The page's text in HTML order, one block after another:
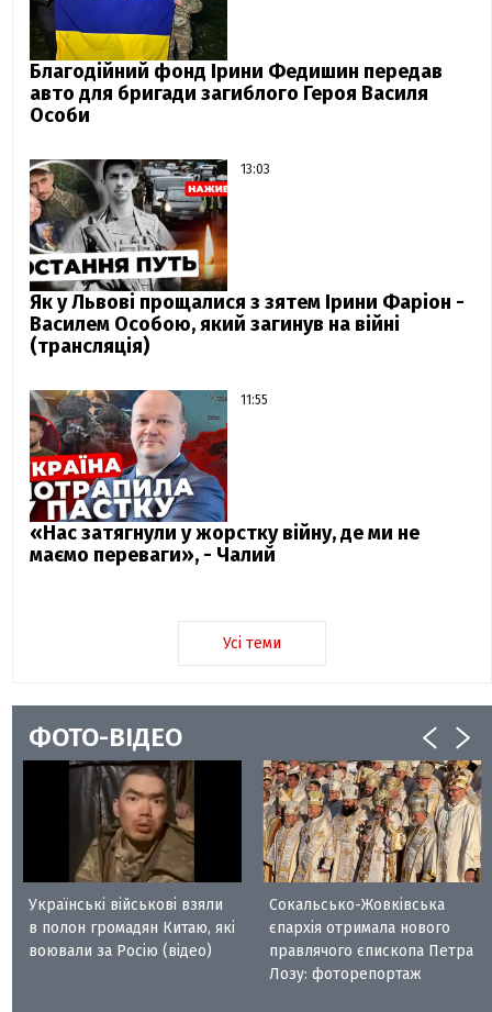
Благодійний фонд Ірини Федишин передав
авто для бригади загиблого Героя Василя
Особи
13:03
Як у Львові прощалися з зятем Ірини Фаріон -
Василем Особою, який загинув на війні
(трансляція)
11:55
«Нас затягнули у жорстку війну, де ми не
маємо переваги», - Чалий
Усі теми
ФОТО-ВІДЕО
Українські військові взяли
в полон громадян Китаю, які
воювали за Росію (відео)
Сокальсько-Жовківська
єпархія отримала нового
правлячого єпископа Петра
Лозу: фоторепортаж